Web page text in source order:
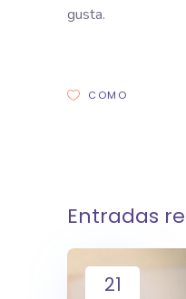
gusta.
COMO
Entradas
21